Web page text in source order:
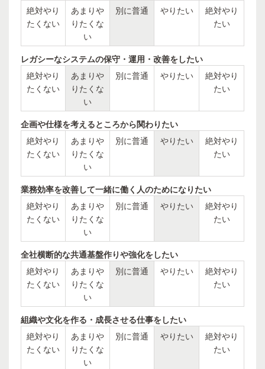
絶対やり
たくない
あまりや
りたくな
い
別に普通 やりたい
絶対やり
たい
レガシーなシステムの保守・運用・改善をしたい
絶対やり
たくない
あまりや
りたくな
い
別に普通 やりたい
絶対やり
たい
企画や仕様を考えるところから関わりたい
絶対やり
たくない
あまりや
りたくな
い
別に普通 やりたい
絶対やり
たい
業務効率を改善して一緒に働く人のためになりたい
絶対やり
たくない
あまりや
りたくな
い
別に普通 やりたい
絶対やり
たい
全社横断的な共通基盤作りや強化をしたい
絶対やり
たくない
あまりや
りたくな
い
別に普通 やりたい
絶対やり
たい
組織や文化を作る・成長させる仕事をしたい
絶対やり
たくない
あまりや
りたくな
い
別に普通 やりたい
絶対やり
たい